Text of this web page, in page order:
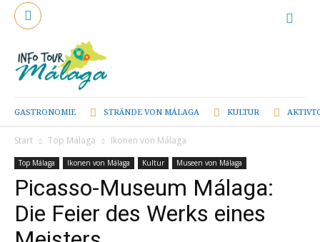
GASTRONOMIE STRÄNDE VON MÁLAGA KULTUR
Start Top Málaga Ikonen von Málaga
Top Málaga Ikonen von Málaga Kultur Museen von Málaga
Picasso-Museum Málaga:
Die Feier des Werks eines